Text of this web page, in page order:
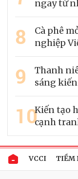
ngay từ
8
Cà phê
nghiệp
9
Thanh
sáng
10Kiến tạo
cạnh
VCCI TIỀM